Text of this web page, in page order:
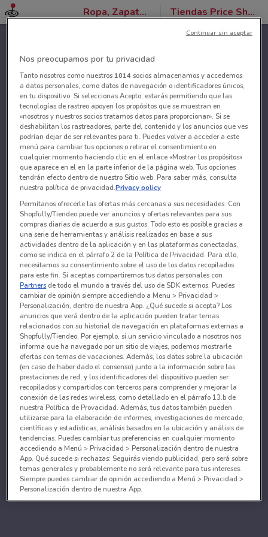
Ropa, Zapatos y Accesorios Tiendas Price Shoes
Nos preocupamos por tu privacidad
Tanto nosotros como nuestros 1014socios almacenamos y accedemos
a datos personales, como datos de navegación o identificadores únicos,
en tu dispositivo. Si seleccionas Acepto, estarás permitiendo que las
tecnologías de rastreo apoyen los propósitos que se muestran en
«nosotros y nuestros socios tratamos datos para proporcionar». Si se
deshabilitan los rastreadores, parte del contenido y los anuncios que ves
podrían dejar de ser relevantes para ti. Puedes volver a acceder a este
menú para cambiar tus opciones o retirar el consentimiento en
cualquier momento haciendo clic en el enlace «Mostrar los propósitos»
que aparece en el en la parte inferior de la página web. Tus opciones
tendrán efecto dentro de nuestro Sitio web. Para saber más, consulta
nuestra política de privacidad.Privacy policy
Permítanos ofrecerle las ofertas más cercanas a sus necesidades: Con
Shopfully/Tiendeo puede ver anuncios y ofertas relevantes para sus
compras diarias de acuerdo a sus gustos. Todo esto es posible gracias a
una serie de herramientas y análisis realizados en base a sus
actividades dentro de la aplicación y en las plataformas conectadas,
como se indica en el párrafo 2 de la Política de Privacidad. Para ello,
necesitamos su consentimiento sobre el uso de los datos recopilados
para este fin. Si aceptas compartiremos tus datos personales con
Partners de todo el mundo a través del uso de SDK externos. Puedes
cambiar de opinión siempre accediendo a Menu > Privacidad >
Personalización, dentro de nuestra App. ¿Qué sucede si acepta? Los
anuncios que verá dentro de la aplicación pueden tratar temas
relacionados con su historial de navegación en plataformas externas a
Shopfully/Tiendeo. Por ejemplo, si un servicio vinculado a nosotros nos
informa que ha navegado por un sitio de viajes, podemos mostrarle
ofertas con temas de vacaciones. Además, los datos sobre la ubicación
(en caso de haber dado el consenso) junto a la información sobre las
prestaciones de red, y los identificadores del dispositivo pueden ser
recopilados y compartidos con terceros para comprender y mejorar la
conexión de las redes wireless, como detallado en el párrafo 13.b de
nuestra Política de Provacidad. Además, tus datos también pueden
utilizarse para la elaboración de informes, investigaciones de mercado,
científicas y estadísticas, análisis basados en la ubicación y análisis de
tendencias. Puedes cambiar tus preferencias en cualquier momento
accediendo a Menú > Privacidad > Personalización dentro de nuestra
App. Qué sucede si rechazas: Seguirás viendo publicidad, pero será sobre
temas generales y probablemente no será relevante para tus intereses.
Siempre puedes cambiar de opinión accediendo a Menú > Privacidad >
Personalización dentro de nuestra App.
Continuar sin aceptar